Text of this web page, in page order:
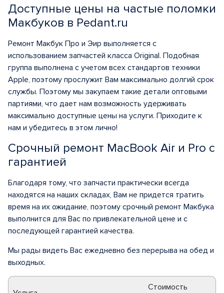
Доступные цены на частые поломки
Макбуков в Pedant.ru
Ремонт Макбук Про и Эир выполняется с
использованием запчастей класса Original. Подобная
группа выполнена с учетом всех стандартов техники
Apple, поэтому прослужит Вам максимально долгий срок
службы. Поэтому мы закупаем такие детали оптовыми
партиями, что дает нам возможность удерживать
максимально доступные цены на услуги. Приходите к
нам и убедитесь в этом лично!
Срочный ремонт MacBook Air и Pro с
гарантией
Благодаря тому, что запчасти практически всегда
находятся на наших складах, Вам не придется тратить
время на их ожидание, поэтому срочный ремонт Макбука
выполнится для Вас по привлекательной цене и с
последующей гарантией качества.
Мы рады видеть Вас ежедневно без перерыва на обед и
выходных.
Стоимость